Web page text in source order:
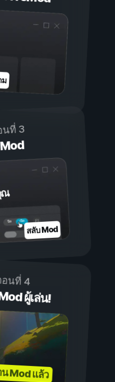
ม
ที่ 3
ณ
เปิด
ปิด
สลับ Mod
นที่ 4
ผู้เล่น!
Mod แล้ว